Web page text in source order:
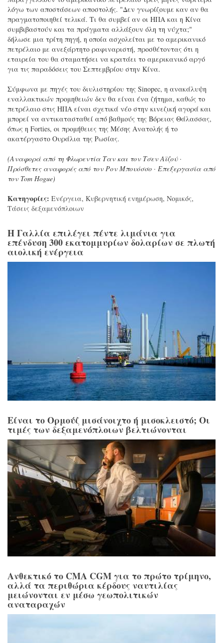
λόγω των αποστάσεων αποστολής. "Δεν γνωρίζουμε καν αν θα
πραγματοποιηθεί τελικά. Τι θα συμβεί αν οι ΗΠΑ και η Κίνα
συμβιβαστούν και τα πράγματα αλλάξουν όλη τη νύχτα;"
δήλωσε μια τρίτη πηγή, η οποία ασχολείται με το αμερικανικό
πετρέλαιο με ανεξάρτητο ραφιναριστή, προσθέτοντας ότι η
εταιρεία του θα σταματήσει να κρατάει το αμερικανικό αργό
για τις παραδόσεις του Σεπτεμβρίου στην Κίνα.
Σύμφωνα με πηγές του διυλιστηρίου της Sinopec, η ανακάλυψη
εναλλακτικών προμηθειών δεν θα είναι ένα ζήτημα, καθώς το
πετρέλαιο στις ΗΠΑ είναι σχετικά νέο στην κινεζική αγορά και
μπορεί να αντικατασταθεί από βαθμούς της Βόρειας Θάλασσας,
όπως η Forties, οι προμήθειες της Μέσης Ανατολής ή το
ακατέργαστο Ουράλια της Ρωσίας.
(Αναφορά από τη Φλωρεντία Ταν και τον Τσεν Αϊζού ·
Πρόσθετες αναφορές από τον Ρον Μπουόσσο · Επεξεργασία από
τον Tom Hogue)
Κατηγορίες: Ενέργεια, Κυβερνητική ενημέρωση, Νομικός,
Τάσεις δεξαμενόπλοιων
Η Γαλλία επιλέγει πέντε λιμάνια για
επένδυση 300 εκατομμυρίων δολαρίων σε πλωτή
αιολική ενέργεια
Είναι το Ορμούζ μισάνοιχτο ή μισοκλειστό; Οι
τιμές των δεξαμενόπλοιων βελτιώνονται
Ανθεκτικό το CMA CGM για το πρώτο τρίμηνο,
αλλά τα περιθώρια κέρδους ναυτιλίας
μειώνονται εν μέσω γεωπολιτικών
αναταραχών